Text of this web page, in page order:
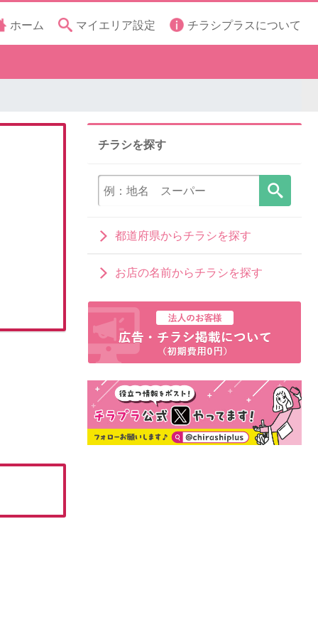
ホーム マイエリア設定 チラシプラスについて
チラシを探す
都道府県からチラシを探す
お店の名前からチラシを探す